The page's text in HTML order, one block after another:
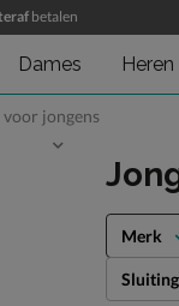
betalen
Dames Heren
voor jongens
Merk
Sluiting